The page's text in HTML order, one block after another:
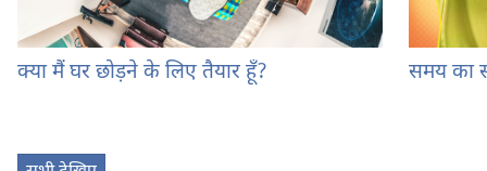
क्या मैं घर छोड़ने के लिए तैयार हूँ? समय का